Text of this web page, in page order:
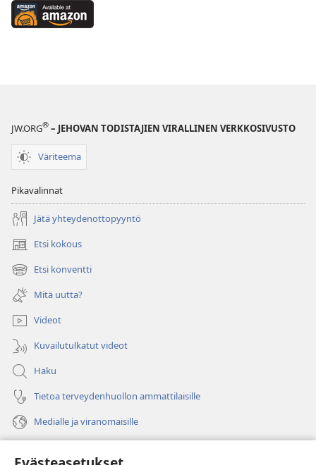
Available
at
JW.ORG® – JEHOVAN TODISTAJIEN VIRALLINEN VERKKOSIVUSTO
Väriteema
Pikavalinnat
Jätä yhteydenottopyyntö
Etsi kokous
(avaa
uuden
ikkunan)
Etsi konventti
(avaa
uuden
ikkunan)
Mitä uutta?
Videot
Kuvailutulkatut videot
Haku
Tietoa terveydenhuollon ammattilaisille
Medialle ja viranomaisille